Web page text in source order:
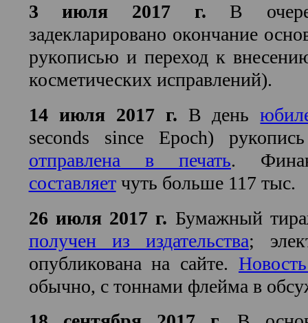
3 июля 2017 г. В
задекларировано окончание
рукописью и переход к
косметических исправлений).
14 июля 2017 г. В день
seconds since Epoch)
отправлена в печать.
составляетчуть больше 117 тыс.
26 июля 2017 г. Бумажный
получен из издательства;
опубликована на сайте.
обычно, с тоннами флейма в